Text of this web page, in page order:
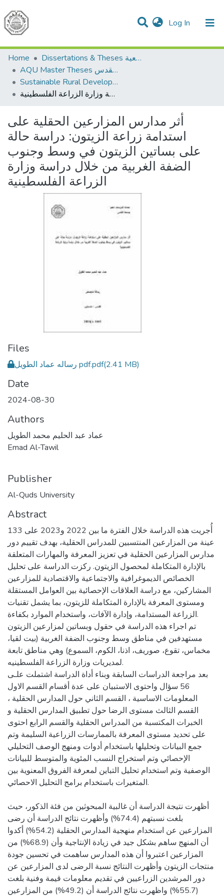
Log In (current)
Communities & Collections
All of DSpace
Home
Dissertations & Theses الرسائل الجامعية
AQU Master Theses الرسائل الجامعية الخاصة بجامعة القدس
Sustainable Rural Development التنمية الريفية المستدامة
أثر مدارس المزارعين الحقلية على استدامة زراعة الزيتون: دراسة حالة على بساتين الزيتون في وسط وجنوب الضفة الغربية من خلال دراسة وزارة الزراعة الفلسطينية
أثر مدارس المزارعين الحقلية على
استدامة زراعة الزيتون: دراسة حالة
على بساتين الزيتون في وسط وجنوب
الضفة الغربية من خلال دراسة وزارة
الزراعة الفلسطينية
Files
رساله عماد الطويل pdf.pdf(2.41 MB)
Date
2024-08-30
Authors
عماد عبد الحليم محمد الطويل
Emad Al-Tawil
Publisher
Al-Quds University
Abstract
أُجريت هذه الدراسة خلال الفترة ما بين 2022 و2023 على 133
عينة من المزارعين المنتسبين للمدراس الحقلية، بهدف تقييم دور
مدارس المزارعين الحقلية في تعزيز المعرفة والمهارات المتعلقة
بالإدارة المتكاملة لمحصول الزيتون. ركزت الدراسة على تحليل
الخصائص الديموغرافية والاجتماعية والاقتصادية للمزارعين
المشاركين، مع دراسة العلاقات الإحصائية بين العوامل المستقلة
ومستوى المعرفة بالإدارة المتكاملة للزيتون، بما يشمل تقنيات
الزراعة المستدامة، وإدارة الآفات، واستخدام الموارد بكفاءة.
تم اجراء هذه الدراسة في حقول وبساتين لمزارعين الزيتون
مستهدفين في مناطق وسط وجنوب الضفة الغربية (بيت لقيا،
مخماس، تقوع، صوريف، اذنا، الكوم، السموع) وهي مناطق تابعة
لمديريات وزارة الزراعة الفلسطينيه.
بعد مراجعة الدراسات السابقة وبناء أداة الدراسة اشتملت علـى
56 سؤال واحتوى الاستبيان على عدة أقسام القسم الاول
المعلومات الاساسية ، القسم الثاني حول المدارس الحقلية ،
القسم الثالث مستوى الرضا حول تطبيق المدارس الحقلية و
الخبرات المكتسبة من المدراس الحقلية والقسم الرابع احتوى
على تحديد مستوى المعرفة بالممارسات الزراعية السليمة وتم
جمع البيانات وتحليلها باستخدام أدوات ومنهج الوصف التحليلي
الإحصائي وتم استخراج النسب المئوية والمتوسط للبيانات
الوصفية وتم استخدام تحليل التباين لمعرفة الفروق المعنوية بين
المتغيرات باستخدام برامج التحليل الاحصائي.
أظهرت نتيجة الدراسة أن غالبية المبحوثين من فئة الذكور، حيث
بلغت نسبتهم (74.4%) وأظهرت نتائج الدراسة أن رضى
المزارعين عن استخدام منهجية المدارس الحقلية (54.2%) أكدوا
أن المنهج ساهم بشكل جيد في زيادة الإنتاجية وأن (68.9%) من
المزارعين اعتبروا أن هذه المدارس ساهمت في تحسين جودة
منتجات الزيتون وأظهرت النتائج نسبة الرضى لدى المزارعين عن
دور المرشدين الزراعيين في تقديم معلومات قيمة وفنية بلغت
(55.7%) واظهرت نتائج الدراسة أن (49.2%) من المزارعين